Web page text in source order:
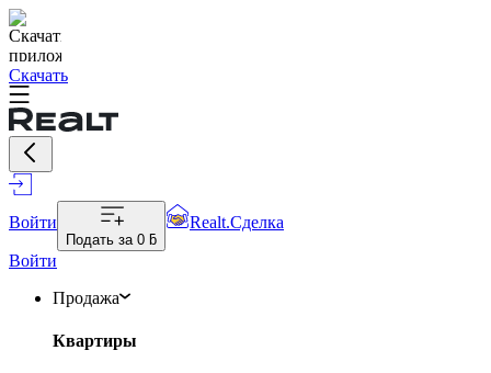
Скачать
Войти
Подать за 0 ƃ
Realt.Сделка
Войти
Продажа
Квартиры